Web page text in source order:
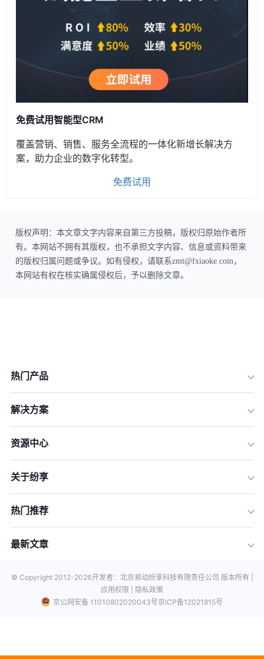
免费试用智能型CRM
覆盖营销、销售、服务全流程的一体化新增长解决方
案，助力企业的数字化转型。
免费试用
版权声明：本文章文字内容来自第三方投稿，版权归原始作者所
有。本网站不拥有其版权，也不承担文字内容、信息或资料带来
的版权归属问题或争议。如有侵权，请联系zmt@fxiaoke.com，
本网站有权在核实确属侵权后，予以删除文章。
热门产品
解决方案
资源中心
关于纷享
热门推荐
最新文章
© Copyright 2012-2026开发者：北京易动纷享科技有限责任公司 版本所有 |
应用权限 |
隐私政策
京公网安备 11010802020043号京ICP备12021815号